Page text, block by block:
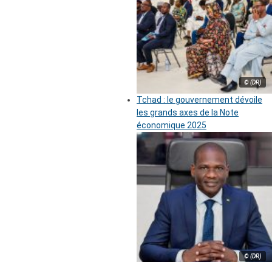
© (DR)
Tchad : le gouvernement dévoile
les grands axes de la Note
économique 2025
© (DR)